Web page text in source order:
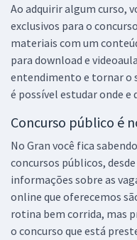
Ao adquirir algum curso,
exclusivos para o
materiais com um
para download e
entendimento e tornar o
é possível estudar onde e
Concurso público é
No Gran você fica
concursos públicos,
informações sobre as
online que oferecemos
rotina bem corrida, mas
o concurso que está